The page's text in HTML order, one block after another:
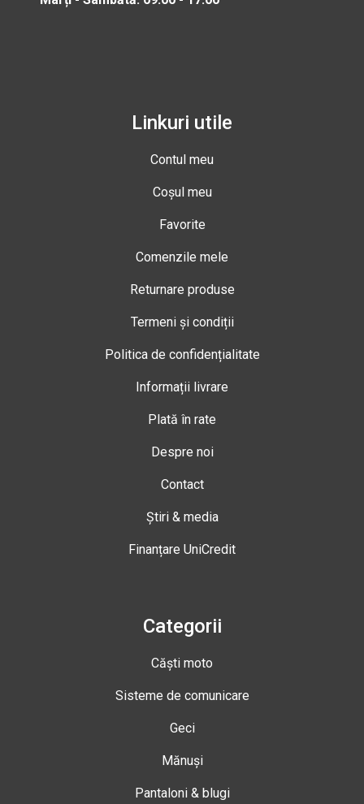
Linkuri utile
Contul meu
Coșul meu
Favorite
Comenzile mele
Returnare produse
Termeni și condiții
Politica de confidențialitate
Informații livrare
Plată în rate
Despre noi
Contact
Știri & media
Finanțare UniCredit
Categorii
Căști moto
Sisteme de comunicare
Geci
Mănuși
Pantaloni & blugi